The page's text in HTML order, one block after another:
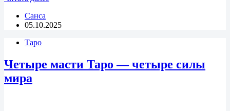
энергия
терять
силы
Санса
05.10.2025
Таро
Четыре масти Таро — четыре силы
мира